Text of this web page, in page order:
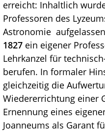
erreicht: Inhaltlich
Professoren des
Astronomie
1827 ein eigener
Lehrkanzel für
berufen. In formaler
gleichzeitig die
Wiedererrichtung einer
Ernennung eines
Joanneums als Garant